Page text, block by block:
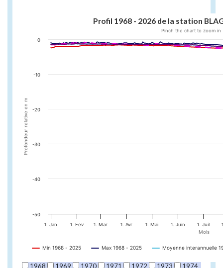
Profil 1968 - 2026 de la station
Mois
Profondeur relative en m
Pinch the chart to zoom in
Min 1968 - 2025 Max 1968 - 2025 Moyenne interannuelle
1. Jan 1. Fev 1. Mar 1. Avr 1. Mai 1. Juin 1. Juil
-50
-40
-30
-20
-10
0
1968 1969 1970 1971 1972 1973 1974